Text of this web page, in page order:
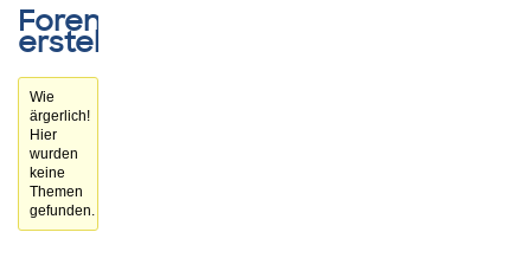
Forenthemen
erstellt
Wie
ärgerlich!
Hier
wurden
keine
Themen
gefunden.